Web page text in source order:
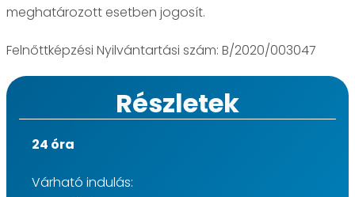
meghatározott esetben jogosít.
Felnőttképzési Nyilvántartási szám: B/2020/003047
Részletek
24 óra
Várható indulás: